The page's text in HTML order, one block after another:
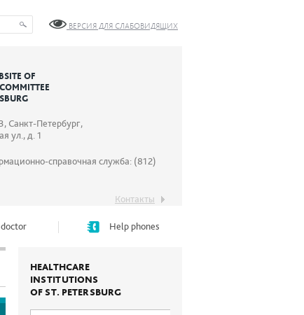
ВЕРСИЯ ДЛЯ СЛАБОВИДЯЩИХ
OF
Санкт-Петербург,
ул., д. 1
справочная служба: (812)
Контакты
Help phones
HEALTHCARE
INSTITUTIONS
OF ST. PETERSBURG